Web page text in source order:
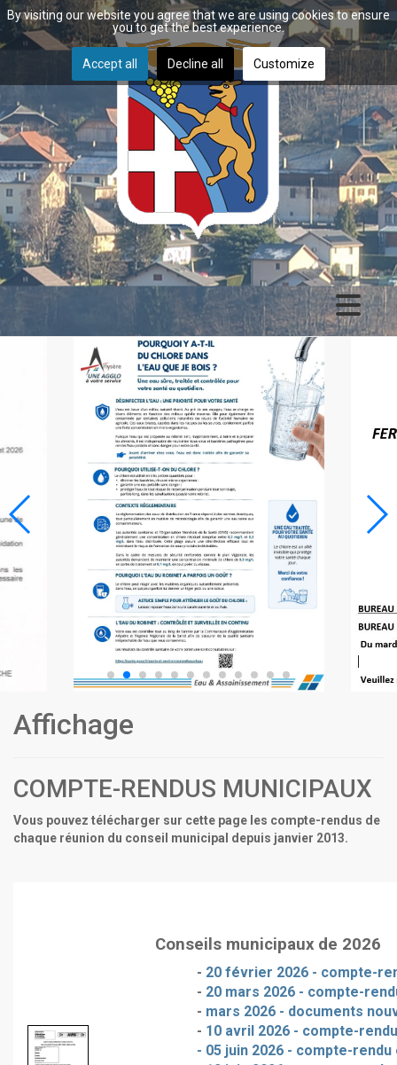
Affichage
COMPTE-RENDUS MUNICIPAUX
Vous pouvez télécharger sur cette page les compte-rendus de
chaque réunion du conseil municipal depuis janvier 2013.
Conseils municipaux de 2026
- 20 février 2026 - compte-
- 20 mars 2026 - compte-
- mars 2026 - documents
- 10 avril 2026 - compte-
- 05 juin 2026 - compte-
By visiting our website you agree that we are using cookies to ensure
you to get the best experience.
Accept all Decline all Customize